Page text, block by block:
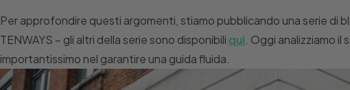
Per approfondire questi argomenti, stiamo pubblicando una serie di
TENWAYS – gli altri della serie sono disponibili qui . Oggi analizziamo
importantissimo nel garantire una guida fluida.